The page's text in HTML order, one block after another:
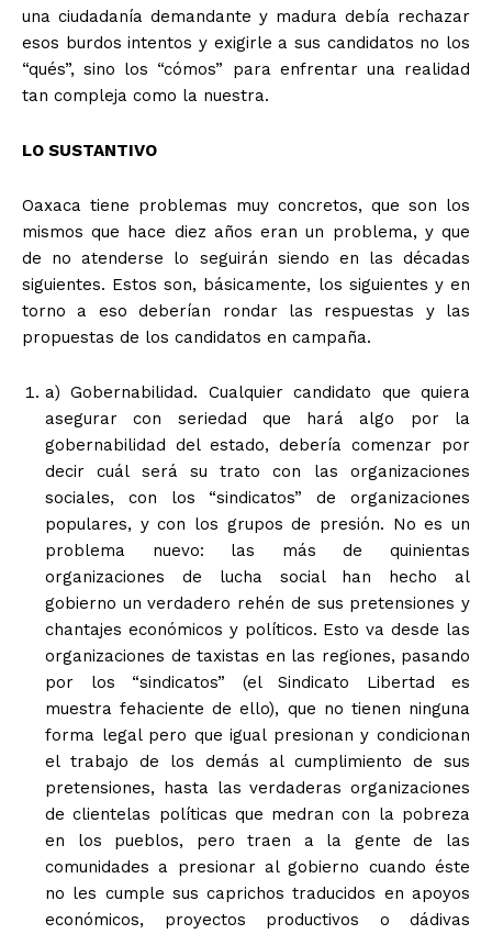
+ Todas las formas de lucha, potencialmente enlazadas
una ciudadanía demandante y madura debía rechazar
esos burdos intentos y exigirle a sus candidatos no los
“qués”, sino los “cómos” para enfrentar una realidad
tan compleja como la nuestra.
LO SUSTANTIVO
Oaxaca tiene problemas muy concretos, que son los
mismos que hace diez años eran un problema, y que
de no atenderse lo seguirán siendo en las décadas
siguientes. Estos son, básicamente, los siguientes y en
torno a eso deberían rondar las respuestas y las
propuestas de los candidatos en campaña.
a) Gobernabilidad. Cualquier candidato que quiera
asegurar con seriedad que hará algo por la
gobernabilidad del estado, debería comenzar por
decir cuál será su trato con las organizaciones
sociales, con los “sindicatos” de organizaciones
populares, y con los grupos de presión. No es un
problema nuevo: las más de quinientas
organizaciones de lucha social han hecho al
gobierno un verdadero rehén de sus pretensiones y
chantajes económicos y políticos. Esto va desde las
organizaciones de taxistas en las regiones, pasando
por los “sindicatos” (el Sindicato Libertad es
muestra fehaciente de ello), que no tienen ninguna
forma legal pero que igual presionan y condicionan
el trabajo de los demás al cumplimiento de sus
pretensiones, hasta las verdaderas organizaciones
de clientelas políticas que medran con la pobreza
en los pueblos, pero traen a la gente de las
comunidades a presionar al gobierno cuando éste
no les cumple sus caprichos traducidos en apoyos
económicos, proyectos productivos o dádivas